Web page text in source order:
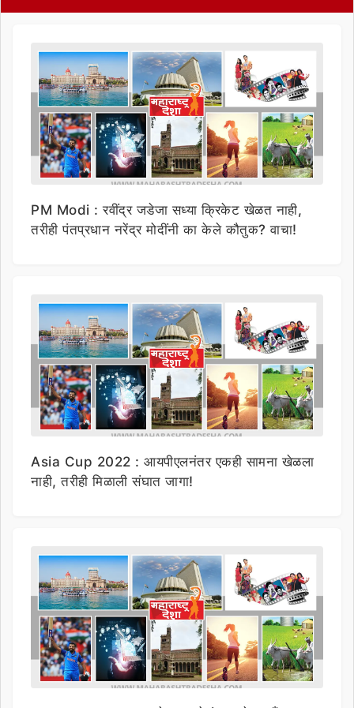
PM Modi : रवींद्र जडेजा सध्या क्रिकेट खेळत नाही,
तरीही पंतप्रधान नरेंद्र मोदींनी का केले कौतुक? वाचा!
Asia Cup 2022 : आयपीएलनंतर एकही सामना खेळला
नाही, तरीही मिळाली संघात जागा!